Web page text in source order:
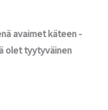
avaimet käteen -
olet tyytyväinen